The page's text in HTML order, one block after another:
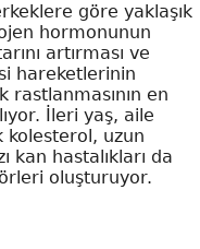
göre yaklaşık
hormonunun
artırması ve
hareketlerinin
rastlanmasının en
İleri yaş, aile
kolesterol, uzun
kan hastalıkları da
oluşturuyor.